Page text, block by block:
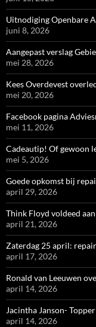
Uitnodiging Openbare
juni 8, 2026
Aangepast verslag
mei 28, 2026
Kees Overdevest
mei 20, 2026
Facebook pagina
mei 11, 2026
Cadeautip! Of gewoon
mei 5, 2026
Goede opkomst bij
april 29, 2026
Think Floyd voldeed
april 21, 2026
Zaterdag 25 april:
april 17, 2026
Ronald van Leeuwen
april 14, 2026
Jacintha Janson-
april 14, 2026